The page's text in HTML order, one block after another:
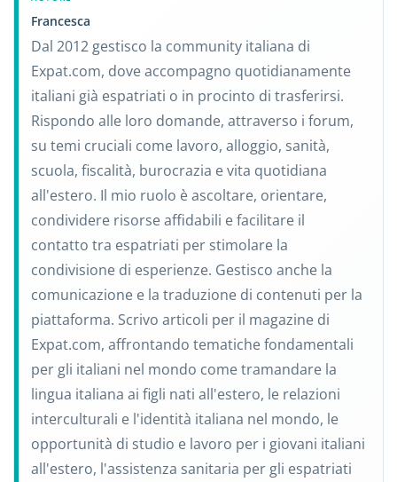
Francesca
Dal 2012 gestisco la community italiana di
Expat.com, dove accompagno quotidianamente
italiani già espatriati o in procinto di trasferirsi.
Rispondo alle loro domande, attraverso i forum,
su temi cruciali come lavoro, alloggio, sanità,
scuola, fiscalità, burocrazia e vita quotidiana
all'estero. Il mio ruolo è ascoltare, orientare,
condividere risorse affidabili e facilitare il
contatto tra espatriati per stimolare la
condivisione di esperienze. Gestisco anche la
comunicazione e la traduzione di contenuti per la
piattaforma. Scrivo articoli per il magazine di
Expat.com, affrontando tematiche fondamentali
per gli italiani nel mondo come tramandare la
lingua italiana ai figli nati all'estero, le relazioni
interculturali e l'identità italiana nel mondo, le
opportunità di studio e lavoro per i giovani italiani
all'estero, l'assistenza sanitaria per gli espatriati